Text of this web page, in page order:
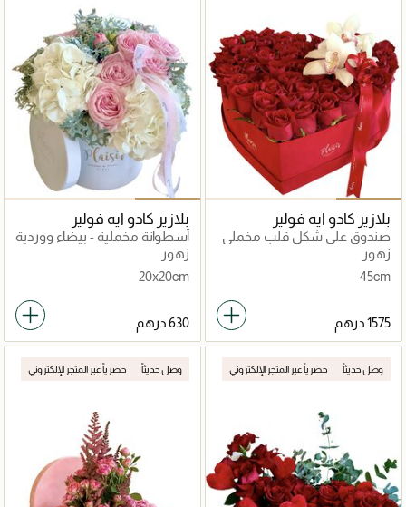
بلازير كادو ايه فولير
صندوق على شكل قلب مخملي
- ورود حمراء
زهور
45cm
بلازير كادو ايه فولير
أسطوانة مخملية - بيضاء ووردية
جميلة
زهور
20x20cm
وصل حديثاً حصرياً عبر المتجر الإلكتروني وصل حديثاً حصرياً عبر المتجر الإلكتروني